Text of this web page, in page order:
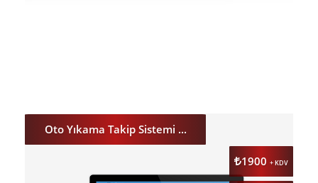
ÖNİZLE
Oto Yıkama Takip Sistemi ...
1900 + KDV